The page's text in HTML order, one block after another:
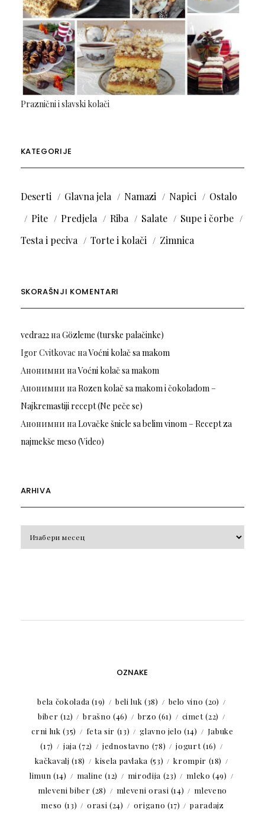
Praznični i slavski kolači
KATEGORIJE
Deserti Glavna jela Namazi Napici
Ostalo
Pite
Predjela Riba Salate
Supe i čorbe
Testa i peciva
Torte i kolači Zimnica
SKORAŠNJI KOMENTARI
vedra22наGözleme (turske palačinke)
Igor Cvitkovac наVoćni kolač sa makom
Анонимни наVoćni kolač sa makom
Анонимни наRozen kolač sa makom i čokoladom –
Najkremastiji recept (Ne peče se)
Анонимни наLovačke šnicle sa belim vinom – Recept za
najmekše meso (Video)
ARHIVA
OZNAKE
bela čokolada (19) beli luk (38) belo vino (20)
biber (12) brašno (46) brzo (61) cimet(22)
crni luk (35) feta sir (13) glavno jelo (14)
Jabuke
(17)
jaja (72) jednostavno (78) jogurt(16)
kačkavalj (18) kisela pavlaka (53) krompir (18)
limun (14) maline (12) mirođija (23) mleko (49)
mleveni biber (28) mleveni orasi (14)
mleveno
meso (13) orasi (24) origano (17)
paradajz